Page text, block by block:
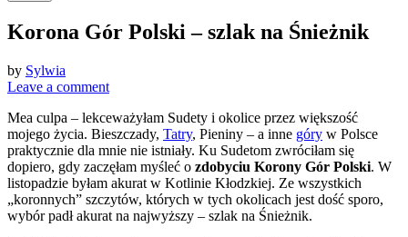
Korona Gór Polski – szlak na Śnieżnik
by Sylwia
Leave a comment
Mea culpa – lekceważyłam Sudety i okolice przez większość
mojego życia. Bieszczady, Tatry, Pieniny – a inne góry w Polsce
praktycznie dla mnie nie istniały. Ku Sudetom zwróciłam się
dopiero, gdy zaczęłam myśleć o zdobyciu Korony Gór Polski. W
listopadzie byłam akurat w Kotlinie Kłodzkiej. Ze wszystkich
„koronnych” szczytów, których w tych okolicach jest dość sporo,
wybór padł akurat na najwyższy – szlak na Śnieżnik.